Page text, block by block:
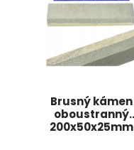
Brusný kámen
oboustranný
200x50x25mm